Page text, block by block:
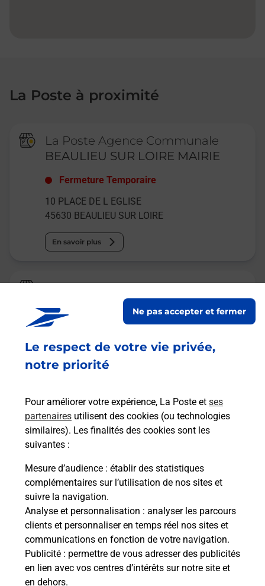
Le respect de votre vie privée,
notre priorité
Pour améliorer votre expérience, La Poste et ses
partenaires utilisent des cookies (ou technologies
similaires). Les finalités des cookies sont les
suivantes :
Mesure d’audience : établir des statistiques
complémentaires sur l’utilisation de nos sites et
suivre la navigation.
Analyse et personnalisation : analyser les parcours
clients et personnaliser en temps réel nos sites et
communications en fonction de votre navigation.
Publicité : permettre de vous adresser des publicités
en lien avec vos centres d’intérêts sur notre site et
en dehors.
Ne pas accepter et fermer
La Poste à proximité
La Poste Agence Communale
BEAULIEU SUR LOIRE MAIRIE
Fermeture Temporaire
10 PLACE DE L EGLISE
45630 BEAULIEU SUR LOIRE
En savoir plus
La Poste
BONNY SUR LOIRE
ouvre samedi à 09h00
1 PLACE BEAUPIN LAGIER
45420 BONNY SUR LOIRE
Malin !
La Poste
en ligne
Ouvert 24h/24
En savoir plus